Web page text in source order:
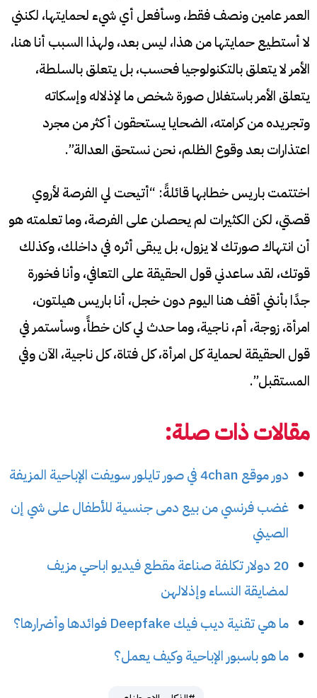
العمر عامين ونصف فقط، وسأفعل أي شيء لحمايتها، لكنني
لا أستطيع حمايتها من هذا، ليس بعد، ولهذا السبب أنا هنا،
الأمر لا يتعلق بالتكنولوجيا فحسب، بل يتعلق بالسلطة،
يتعلق الأمر باستغلال صورة شخص ما لإذلاله وإسكاته
وتجريده من كرامته، الضحايا يستحقون أكثر من مجرد
اعتذارات بعد وقوع الظلم، نحن نستحق العدالة”.
اختتمت باريس خطابها قائلةً: “أتيحت لي الفرصة لأروي
قصتي، لكن الكثيرات لم يحصلن على الفرصة، وما تعلمته هو
أن انتهاك صورتك لا يزول، بل يبقى أثره في داخلك، وكذلك
قوتك، لقد ساعدني قول الحقيقة على التعافي، وأنا فخورة
جدًا بأنني أقف هنا اليوم دون خجل، أنا باريس هيلتون،
امرأة، زوجة، أم، ناجية، وما حدث لي كان خطأً، وسأستمر في
قول الحقيقة لحماية كل امرأة، كل فتاة، كل ناجية، الآن وفي
المستقبل”.
مقالات ذات صلة:
دور موقع 4chan في صور تايلور سويفت الإباحية المزيفة
غضب فرنسي من بيع دمى جنسية للأطفال على شي إن
الصيني
20 دولار تكلفة صناعة مقطع فيديو اباحي مزيف
لمضايقة النساء وإذلالهن
ما هي تقنية ديب فيك Deepfake فوائدها وأضرارها؟
ما هو باسبور الإباحية وكيف يعمل؟